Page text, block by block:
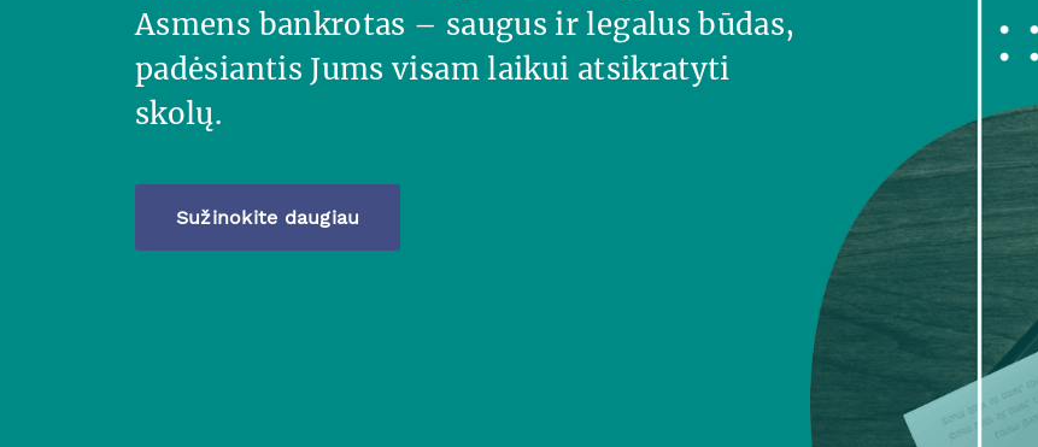
Asmens bankrotas – saugus ir legalus būdas,
padėsiantis Jums visam laikui atsikratyti
skolų.
Sužinokite daugiau